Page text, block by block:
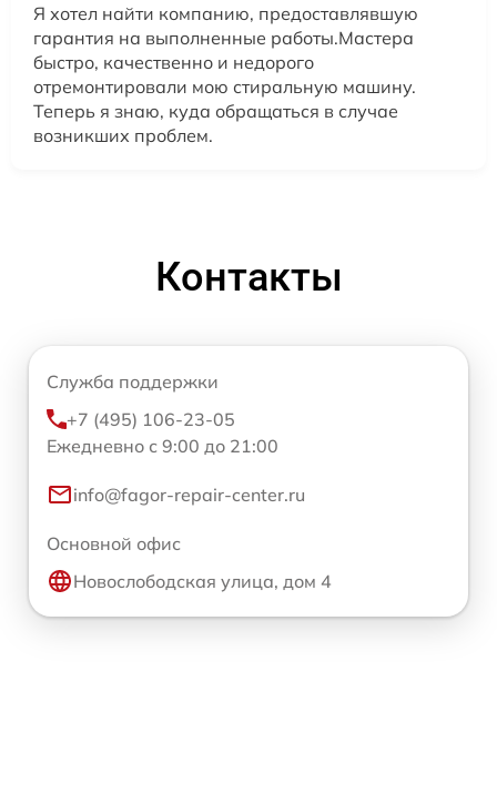
Я хотел найти компанию, предоставлявшую
гарантия на выполненные работы.Мастера
быстро, качественно и недорого
отремонтировали мою стиральную машину.
Теперь я знаю, куда обращаться в случае
возникших проблем.
Контакты
Служба поддержки
+7 (495) 106-23-05
Ежедневно с 9:00 до 21:00
info@fagor-repair-center.ru
Основной офис
Новослободская улица, дом 4